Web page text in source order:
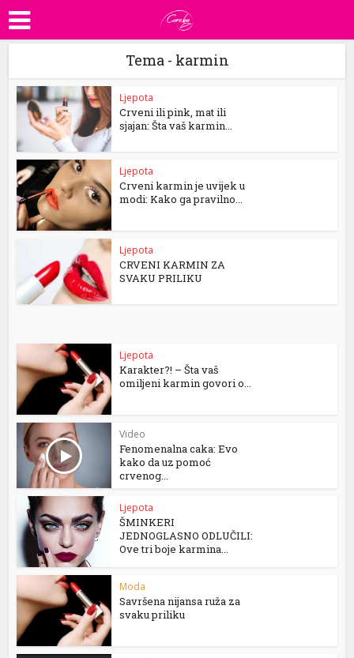
Tema - karmin
Ljepota
Crveni ili pink, mat ili
sjajan: Šta vaš karmin...
Ljepota
Crveni karmin je uvijek u
modi: Kako ga pravilno...
Ljepota
CRVENI KARMIN ZA
SVAKU PRILIKU
Ljepota
Karakter?! – Šta vaš
omiljeni karmin govori o...
Video
Fenomenalna caka: Evo
kako da uz pomoć
crvenog...
Ljepota
ŠMINKERI
JEDNOGLASNO ODLUČILI:
Ove tri boje karmina...
Moda
Savršena nijansa ruža za
svaku priliku